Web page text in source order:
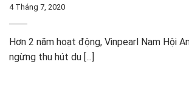
4 Tháng 7, 2020
Hơn 2 năm hoạt động, Vinpearl Nam Hội
ngừng thu hút du [...]